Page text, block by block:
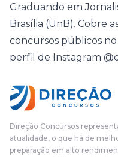
Graduando em
Brasília (UnB). Cobre
concursos públicos
perfil de Instagram
Direção Concursos
atualidade, o que há de
preparação em alto